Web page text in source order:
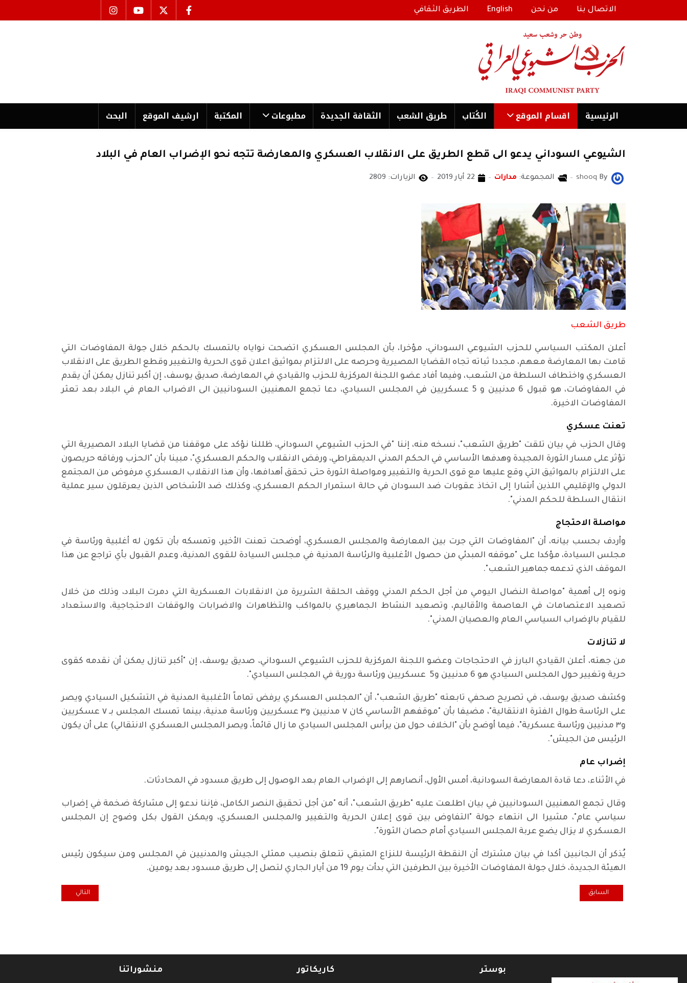
الاتصال بنا من نحن English الطريق الثقافي
الرئیسية اقسام الموقع الكُتاب طریق الشعب الثقافة الجدیدة مطبوعات المكتبة ارشیف الموقع البحث
الشيوعي السوداني يدعو الى قطع الطريق على الانقلاب العسكري والمعارضة تتجه نحو الإضراب العام في البلاد
By
shooq المجموعة: مدارات 22 أيار 2019 الزيارات: 2809
طريق الشعب
أعلن المكتب السياسي للحزب الشيوعي السوداني، مؤخرا، بأن المجلس العسكري اتضحت نواياه بالتمسك بالحكم خلال جولة المفاوضات التي
قامت بها المعارضة معهم، مجددا ثباته تجاه القضايا المصيرية وحرصه على الالتزام بمواثيق اعلان قوى الحرية والتغيير وقطع الطريق على الانقلاب
العسكري واختطاف السلطة من الشعب، وفيما أفاد عضو اللجنة المركزية للحزب والقيادي في المعارضة، صديق يوسف، إن أكبر تنازل يمكن أن يقدم
في المفاوضات، هو قبول 6 مدنيين و 5 عسكريين في المجلس السيادي، دعا تجمع المهنيين السودانيين الى الاضراب العام في البلاد بعد تعثر
المفاوضات الاخيرة.
تعنت عسكري
وقال الحزب في بيان تلقت "طريق الشعب"، نسخه منه، إننا "في الحزب الشيوعي السوداني، ظللنا نؤكد على موقفنا من قضايا البلاد المصيرية التي
تؤثر على مسار الثورة المجيدة وهدفها الأساسي في الحكم المدني الديمقراطي، ورفض الانقلاب والحكم العسكري"، مبينا بأن "الحزب ورفاقه حريصون
على الالتزام بالمواثيق التي وقع عليها مع قوى الحرية والتغيير ومواصلة الثورة حتى تحقق أهدافها، وأن هذا الانقلاب العسكري مرفوض من المجتمع
الدولي والإقليمي اللذين أشارا إلى اتخاذ عقوبات ضد السودان في حالة استمرار الحكم العسكري، وكذلك ضد الأشخاص الذين يعرقلون سير عملية
انتقال السلطة للحكم المدني".
مواصلة الاحتجاج
وأردف بحسب بيانه، أن "المفاوضات التي جرت بين المعارضة والمجلس العسكري، أوضحت تعنت الأخير، وتمسكه بأن تكون له أغلبية ورئاسة في
مجلس السيادة، مؤكدا على "موقفه المبدئي من حصول الأغلبية والرئاسة المدنية في مجلس السيادة للقوى المدنية، وعدم القبول بأي تراجع عن هذا
الموقف الذي تدعمه جماهير الشعب".
ونوه إلى أهمية "مواصلة النضال اليومي من أجل الحكم المدني ووقف الحلقة الشريرة من الانقلابات العسكرية التي دمرت البلاد، وذلك من خلال
تصعيد الاعتصامات في العاصمة والأقاليم، وتصعيد النشاط الجماهيري بالمواكب والتظاهرات والاضرابات والوقفات الاحتجاجية، والاستعداد
للقيام بالإضراب السياسي العام والعصيان المدني".
لا تنازلات
من جهته، أعلن القيادي البارز في الاحتجاجات وعضو اللجنة المركزية للحزب الشيوعي السوداني، صديق يوسف، إن "أكبر تنازل يمكن أن نقدمه كقوى
حرية وتغيير حول المجلس السيادي هو 6 مدنيين و5 عسكريين ورئاسة دورية في المجلس السيادي".
وكشف صديق يوسف، في تصريح صحفي تابعته "طريق الشعب"، أن "المجلس العسكري يرفض تماماً الأغلبية المدنية في التشكيل السيادي ويصر
على الرئاسة طوال الفترة الانتقالية"، مضيفا بأن "موقفهم الأساسي كان ٧ مدنيين و٣ عسكريين ورئاسة مدنية، بينما تمسك المجلس بـ ٧ عسكريين
و٣ مدنيين ورئاسة عسكرية"، فيما أوضح بأن "الخلاف حول من يرأس المجلس السيادي ما زال قائماً، ويصر المجلس العسكري الانتقالي) على أن يكون
الرئيس من الجيش".
إضراب عام
في الأثناء، دعا قادة المعارضة السودانية، أمس الأول، أنصارهم إلى الإضراب العام بعد الوصول إلى طريق مسدود في المحادثات.
وقال تجمع المهنيين السودانيين في بيان اطلعت عليه "طريق الشعب"، أنه "من أجل تحقيق النصر الكامل، فإننا ندعو إلى مشاركة ضخمة في إضراب
سياسي عام"، مشيرا الى انتهاء جولة "التفاوض بين قوى إعلان الحرية والتغيير والمجلس العسكري، ويمكن القول بكل وضوح إن المجلس
العسكري لا يزال يضع عربة المجلس السيادي أمام حصان الثورة".
يُذكر أن الجانبين أكدا في بيان مشترك أن النقطة الرئيسة للنزاع المتبقي تتعلق بنصيب ممثلي الجيش والمدنيين في المجلس ومن سيكون رئيس
الهيئة الجديدة، خلال جولة المفاوضات الأخيرة بين الطرفين التي بدأت يوم 19 من أيار الجاري لتصل إلى طريق مسدود بعد يومين.
المقال السابق: تصعيد جديد في التوتر بين تركيا وقبرص
السابق المقال التالي: تحالف سائرون: ما صُرف من أموال
التالي
بوستر
كاريكاتور
منشوراتنا